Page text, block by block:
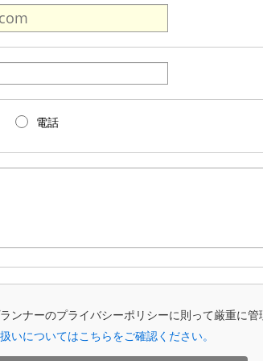
電話
ンナーのプライバシーポリシーに則って厳重に管
いについてはこちらをご確認ください。